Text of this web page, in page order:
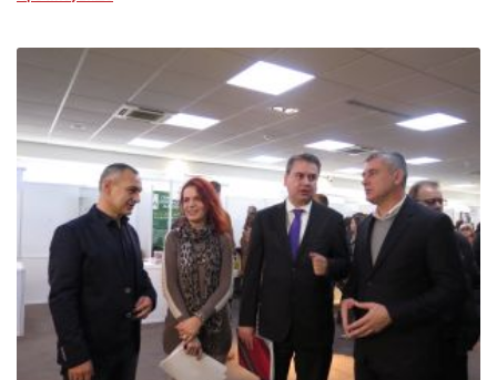
годинама издваја највећа средства за запошљавање.